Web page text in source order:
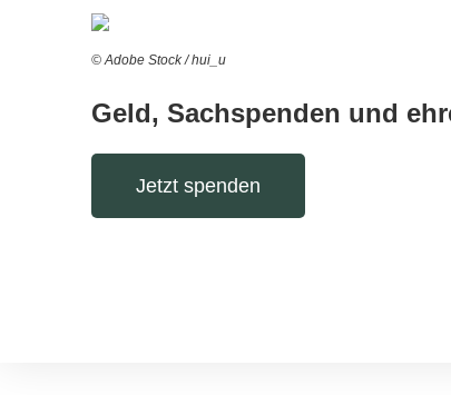
© Adobe Stock / hui_u
Geld, Sachspenden und
Jetzt spenden